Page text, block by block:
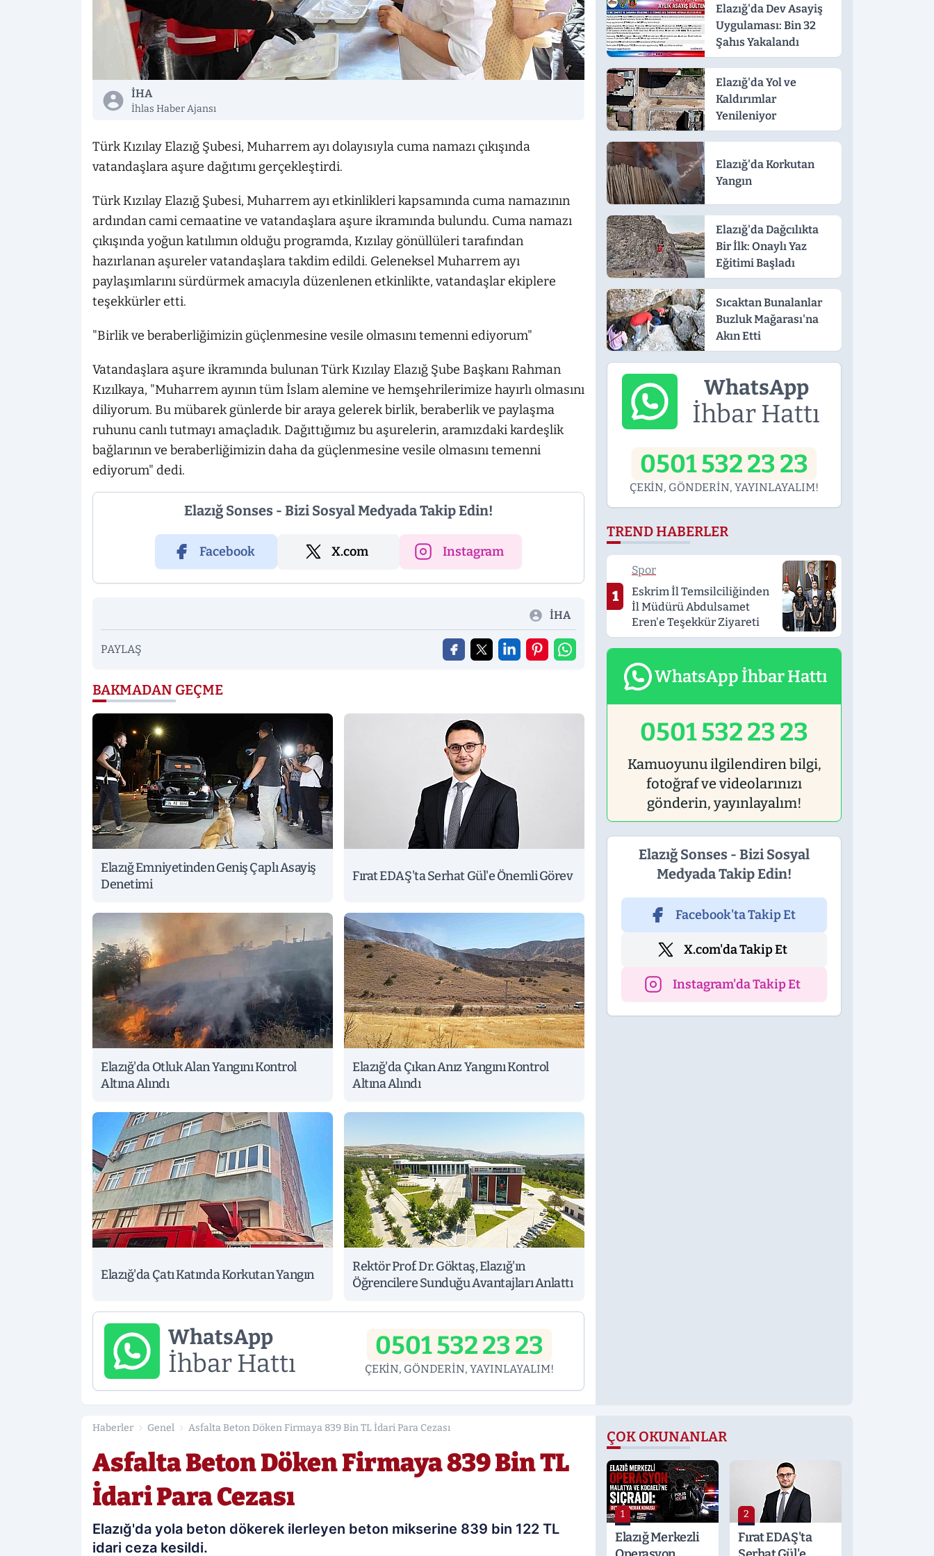
İHA
İhlas Haber Ajansı
Türk Kızılay Elazığ Şubesi, Muharrem ayı dolayısıyla cuma namazı çıkışında
vatandaşlara aşure dağıtımı gerçekleştirdi.
Türk Kızılay Elazığ Şubesi, Muharrem ayı etkinlikleri kapsamında cuma namazının
ardından cami cemaatine ve vatandaşlara aşure ikramında bulundu. Cuma namazı
çıkışında yoğun katılımın olduğu programda, Kızılay gönüllüleri tarafından
hazırlanan aşureler vatandaşlara takdim edildi. Geleneksel Muharrem ayı
paylaşımlarını sürdürmek amacıyla düzenlenen etkinlikte, vatandaşlar ekiplere
teşekkürler etti.
"Birlik ve beraberliğimizin güçlenmesine vesile olmasını temenni ediyorum"
Vatandaşlara aşure ikramında bulunan Türk Kızılay Elazığ Şube Başkanı Rahman
Kızılkaya, "Muharrem ayının tüm İslam alemine ve hemşehrilerimize hayırlı olmasını
diliyorum. Bu mübarek günlerde bir araya gelerek birlik, beraberlik ve paylaşma
ruhunu canlı tutmayı amaçladık. Dağıttığımız bu aşurelerin, aramızdaki kardeşlik
bağlarının ve beraberliğimizin daha da güçlenmesine vesile olmasını temenni
ediyorum" dedi.
Elazığ Sonses - Bizi Sosyal Medyada Takip Edin!
Facebook X.com Instagram
İHA
PAYLAŞ
BAKMADAN GEÇME
Elazığ Emniyetinden Geniş Çaplı Asayiş
Denetimi
Fırat EDAŞ'ta Serhat Gül'e Önemli Görev
Elazığ'da Otluk Alan Yangını Kontrol
Altına Alındı
Elazığ'da Çıkan Anız Yangını Kontrol
Altına Alındı
Elazığ'da Çatı Katında Korkutan Yangın
Rektör Prof. Dr. Göktaş, Elazığ'ın
Öğrencilere Sunduğu Avantajları Anlattı
WhatsApp
İhbar Hattı
0501 532 23 23
ÇEKİN, GÖNDERİN, YAYINLAYALIM!
Elazığ'da Dev Asayiş
Uygulaması: Bin 32
Şahıs Yakalandı
Elazığ'da Yol ve
Kaldırımlar
Yenileniyor
Elazığ'da Korkutan
Yangın
Elazığ'da Dağcılıkta
Bir İlk: Onaylı Yaz
Eğitimi Başladı
Sıcaktan Bunalanlar
Buzluk Mağarası'na
Akın Etti
WhatsApp
İhbar Hattı
0501 532 23 23
ÇEKİN, GÖNDERİN, YAYINLAYALIM!
TREND HABERLER
1
Spor
Eskrim İl Temsilciliğinden
İl Müdürü Abdulsamet
Eren'e Teşekkür Ziyareti
WhatsApp İhbar Hattı
0501 532 23 23
Kamuoyunu ilgilendiren bilgi,
fotoğraf ve videolarınızı
gönderin, yayınlayalım!
Elazığ Sonses - Bizi Sosyal
Medyada Takip Edin!
Facebook'ta Takip Et
X.com'da Takip Et
Instagram'da Takip Et
Haberler Genel Asfalta Beton Döken Firmaya 839 Bin TL İdari Para Cezası
Asfalta Beton Döken Firmaya 839 Bin TL
İdari Para Cezası
Elazığ'da yola beton dökerek ilerleyen beton mikserine 839 bin 122 TL
idari ceza kesildi.
ÇOK OKUNANLAR
1
Elazığ Merkezli
2
Fırat EDAŞ'ta